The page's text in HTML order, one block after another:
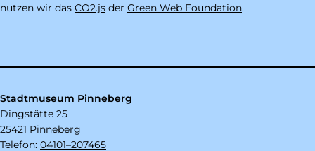
nutzen wir das CO2.js der Green Web Foundation.
Stadtmuseum Pinneberg
Dingstätte 25
25421 Pinneberg
Telefon: 04101–207465